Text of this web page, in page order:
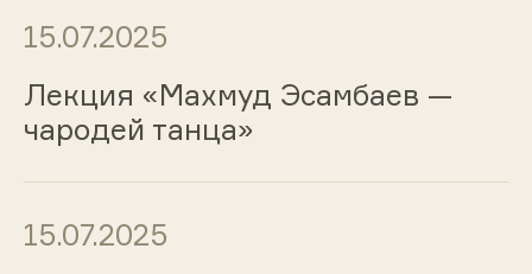
15.07.2025
Лекция «Махмуд Эсамбаев —
чародей танца»
15.07.2025